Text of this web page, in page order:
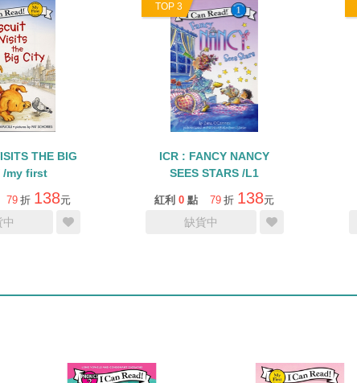
THE BIG
/my first
79 折 138元
中
TOP 3
ICR : FANCY NANCY
SEES STARS /L1
紅利 0 點 79 折 138元
缺貨中